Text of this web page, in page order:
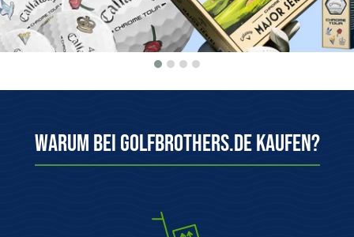
Warum bei Golfbrothers.de kaufen?